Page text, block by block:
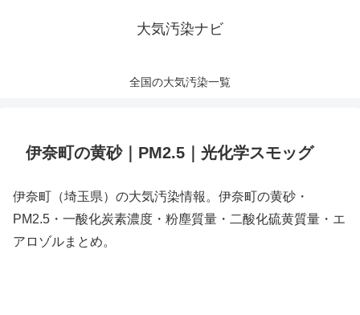
大気汚染ナビ
全国の大気汚染一覧
伊奈町の黄砂｜PM2.5｜光化学スモッグ
伊奈町（埼玉県）の大気汚染情報。伊奈町の黄砂・
PM2.5・一酸化炭素濃度・粉塵質量・二酸化硫黄質量・エ
アロゾルまとめ。